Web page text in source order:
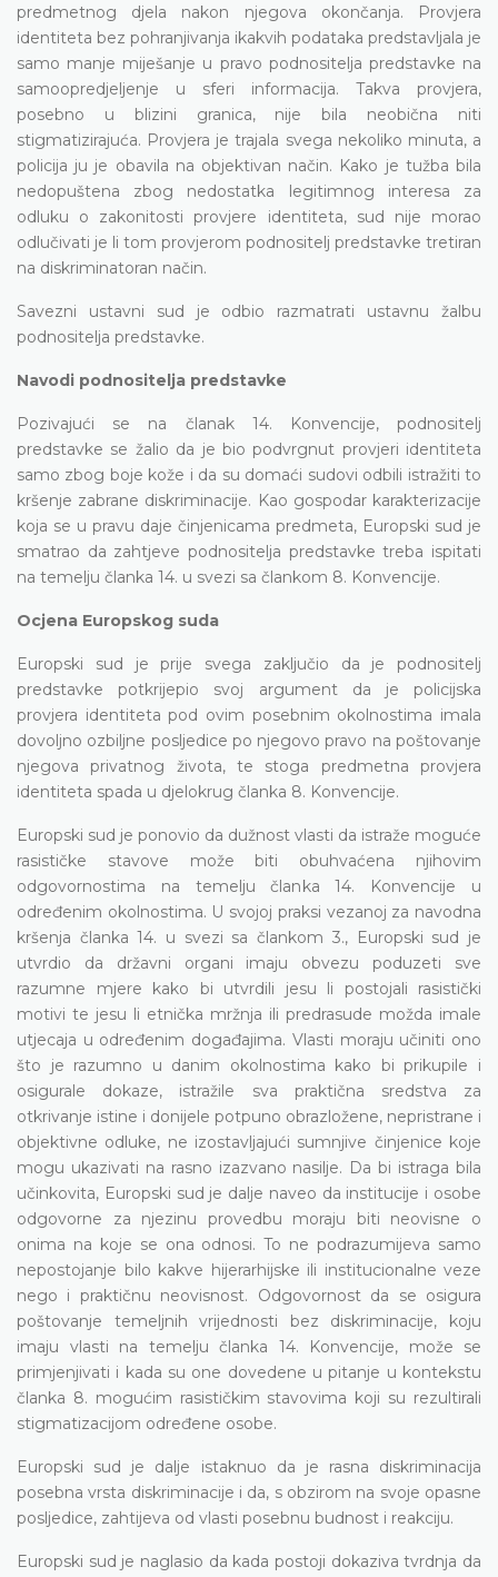
predmetnog djela nakon njegova okončanja. Provjera
identiteta bez pohranjivanja ikakvih podataka predstavljala je
samo manje miješanje u pravo podnositelja predstavke na
samoopredjeljenje u sferi informacija. Takva provjera,
posebno u blizini granica, nije bila neobična niti
stigmatizirajuća. Provjera je trajala svega nekoliko minuta, a
policija ju je obavila na objektivan način. Kako je tužba bila
nedopuštena zbog nedostatka legitimnog interesa za
odluku o zakonitosti provjere identiteta, sud nije morao
odlučivati je li tom provjerom podnositelj predstavke tretiran
na diskriminatoran način.
Savezni ustavni sud je odbio razmatrati ustavnu žalbu
podnositelja predstavke.
Navodi podnositelja predstavke
Pozivajući se na članak 14. Konvencije, podnositelj
predstavke se žalio da je bio podvrgnut provjeri identiteta
samo zbog boje kože i da su domaći sudovi odbili istražiti to
kršenje zabrane diskriminacije. Kao gospodar karakterizacije
koja se u pravu daje činjenicama predmeta, Europski sud je
smatrao da zahtjeve podnositelja predstavke treba ispitati
na temelju članka 14. u svezi sa člankom 8. Konvencije.
Ocjena Europskog suda
Europski sud je prije svega zaključio da je podnositelj
predstavke potkrijepio svoj argument da je policijska
provjera identiteta pod ovim posebnim okolnostima imala
dovoljno ozbiljne posljedice po njegovo pravo na poštovanje
njegova privatnog života, te stoga predmetna provjera
identiteta spada u djelokrug članka 8. Konvencije.
Europski sud je ponovio da dužnost vlasti da istraže moguće
rasističke stavove može biti obuhvaćena njihovim
odgovornostima na temelju članka 14. Konvencije u
određenim okolnostima. U svojoj praksi vezanoj za navodna
kršenja članka 14. u svezi sa člankom 3., Europski sud je
utvrdio da državni organi imaju obvezu poduzeti sve
razumne mjere kako bi utvrdili jesu li postojali rasistički
motivi te jesu li etnička mržnja ili predrasude možda imale
utjecaja u određenim događajima. Vlasti moraju učiniti ono
što je razumno u danim okolnostima kako bi prikupile i
osigurale dokaze, istražile sva praktična sredstva za
otkrivanje istine i donijele potpuno obrazložene, nepristrane i
objektivne odluke, ne izostavljajući sumnjive činjenice koje
mogu ukazivati na rasno izazvano nasilje. Da bi istraga bila
učinkovita, Europski sud je dalje naveo da institucije i osobe
odgovorne za njezinu provedbu moraju biti neovisne o
onima na koje se ona odnosi. To ne podrazumijeva samo
nepostojanje bilo kakve hijerarhijske ili institucionalne veze
nego i praktičnu neovisnost. Odgovornost da se osigura
poštovanje temeljnih vrijednosti bez diskriminacije, koju
imaju vlasti na temelju članka 14. Konvencije, može se
primjenjivati i kada su one dovedene u pitanje u kontekstu
članka 8. mogućim rasističkim stavovima koji su rezultirali
stigmatizacijom određene osobe.
Europski sud je dalje istaknuo da je rasna diskriminacija
posebna vrsta diskriminacije i da, s obzirom na svoje opasne
posljedice, zahtijeva od vlasti posebnu budnost i reakciju.
Europski sud je naglasio da kada postoji dokaziva tvrdnja da